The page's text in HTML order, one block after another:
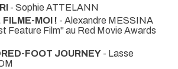
- Sophie ATTELANN
FILME-MOI ! - Alexandre MESSINA
Feature Film" au Red Movie Awards
FOOT JOURNEY - Lasse